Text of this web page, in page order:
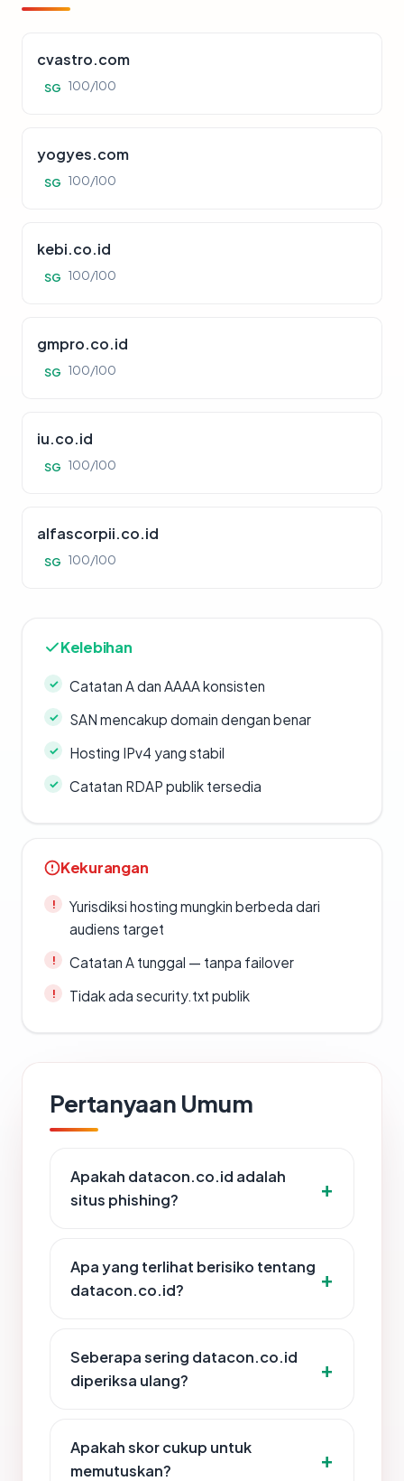
cvastro.com
SG 100/100
yogyes.com
SG 100/100
kebi.co.id
SG 100/100
gmpro.co.id
SG 100/100
iu.co.id
SG 100/100
alfascorpii.co.id
SG 100/100
Kelebihan
Catatan A dan AAAA konsisten
SAN mencakup domain dengan benar
Hosting IPv4 yang stabil
Catatan RDAP publik tersedia
Kekurangan
Yurisdiksi hosting mungkin berbeda dari
audiens target
Catatan A tunggal — tanpa failover
Tidak ada security.txt publik
Pertanyaan Umum
Apakah datacon.co.id adalah
situs phishing?
Apa yang terlihat berisiko tentang
datacon.co.id?
Seberapa sering datacon.co.id
diperiksa ulang?
Apakah skor cukup untuk
memutuskan?